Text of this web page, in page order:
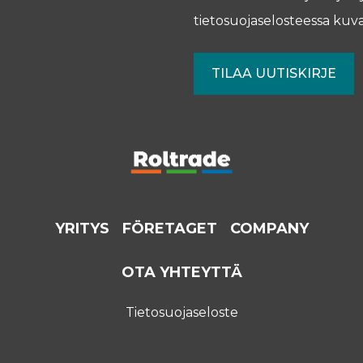
tietosuojaselosteessa
YRITYS FÖRETAGET COMPANY
OTA YHTEYTTÄ
Tietosuojaseloste